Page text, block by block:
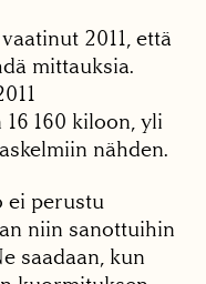
2011, että
mittauksia.
160 kiloon, yli
nähden.
ei perustu
niin sanottuihin
saadaan, kun